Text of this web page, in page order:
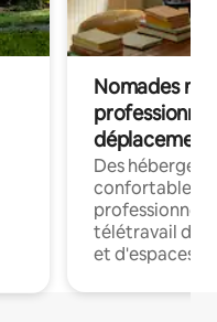
Nomades
déplacement
Des
confortables
professionnels
télétravail
et d'espaces